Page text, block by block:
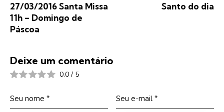
27/03/2016 Santa Missa
11h – Domingo de
Páscoa
Santo do dia
Deixe um comentário
0.0 / 5